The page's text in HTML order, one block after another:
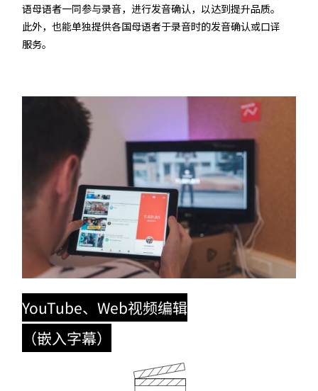
语母语者一同参与录音，进行发音确认，以达到提升品质。
此外，也能单独提供各国母语者于录音时的发音确认或口译
服务。
YouTube、Web视频编辑
（嵌入字幕）